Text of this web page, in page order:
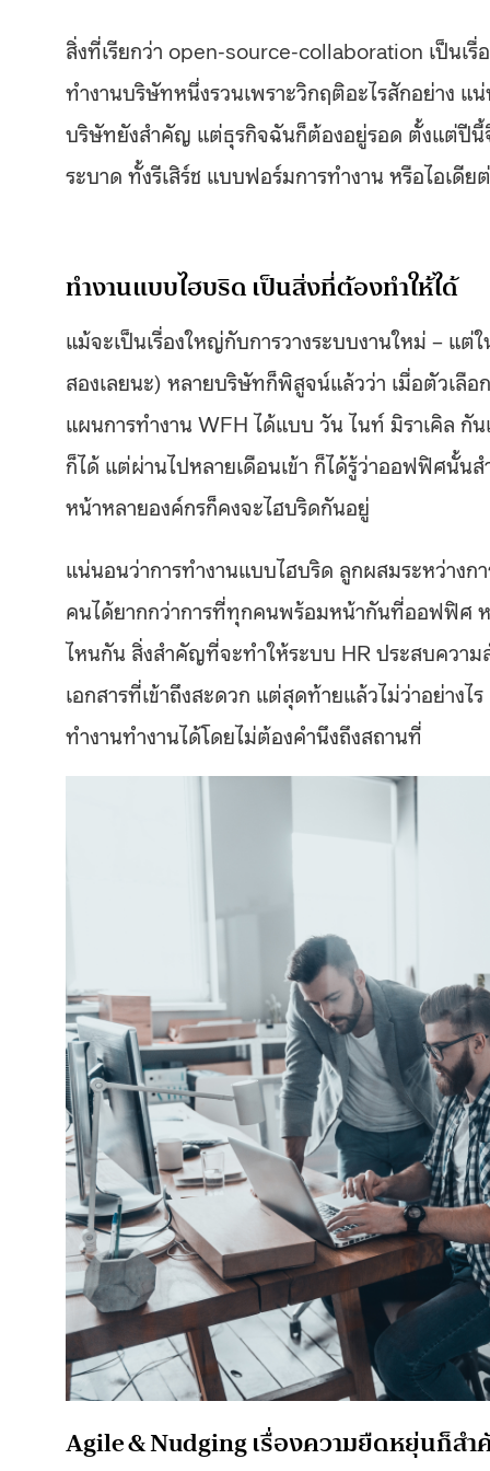
สิ่งที่เรียกว่า open-source-collaboration เป็นเ
ทำงานบริษัทหนึ่งรวนเพราะวิกฤติอะไรสักอย่าง
บริษัทยังสำคัญ แต่ธุรกิจฉันก็ต้องอยู่รอด ตั้งแต่ปีนี้
ระบาด ทั้งรีเสิร์ช แบบฟอร์มการทำงาน หรือไอเดีย
ทำงานแบบไฮบริด เป็นสิ่งที่ต้องทำให้ได้
แม้จะเป็นเรื่องใหญ่กับการวางระบบงานใหม่ – แ
สองเลยนะ) หลายบริษัทก็พิสูจน์แล้วว่า เมื่อตัวเลื
แผนการทำงาน WFH ได้แบบ วัน ไนท์ มิราเคิล
ก็ได้ แต่ผ่านไปหลายเดือนเข้า ก็ได้รู้ว่าออฟฟิศนั้น
หน้าหลายองค์กรก็คงจะไฮบริดกันอยู่
แน่นอนว่าการทำงานแบบไฮบริด ลูกผสมระหว่าง
คนได้ยากกว่าการที่ทุกคนพร้อมหน้ากันที่ออฟฟิศ
ไหนกัน สิ่งสำคัญที่จะทำให้ระบบ HR ประสบความ
เอกสารที่เข้าถึงสะดวก แต่สุดท้ายแล้วไม่ว่าอย่าง
ทำงานทำงานได้โดยไม่ต้องคำนึงถึงสถานที่
Agile & Nudging เรื่องความยืดหยุ่นก็ส